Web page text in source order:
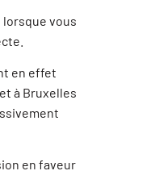
vous
en effet
à Bruxelles
en faveur